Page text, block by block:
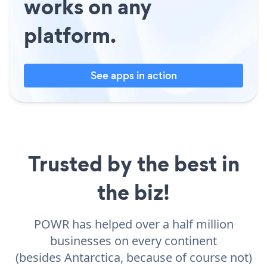
works on any
platform.
See apps in action
Trusted by the best in
the biz!
POWR has helped over a half million
businesses on every continent
(besides Antarctica, because of course not)